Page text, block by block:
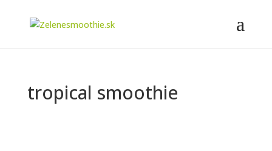
tropical smoothie